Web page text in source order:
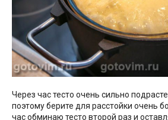
Через час тесто очень сильно
поэтому берите для расстойки очень
час обминаю тесто второй раз и